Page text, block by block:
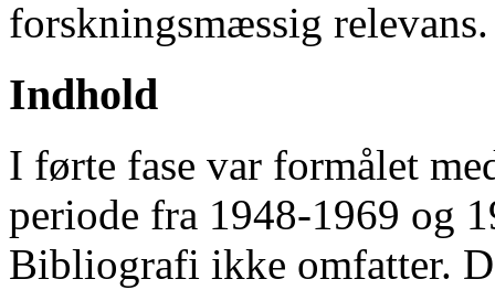
forskningsmæssig relevans.
Indhold
I førte fase var formålet
periode fra 1948-1969 og
Bibliografi ikke omfatter.